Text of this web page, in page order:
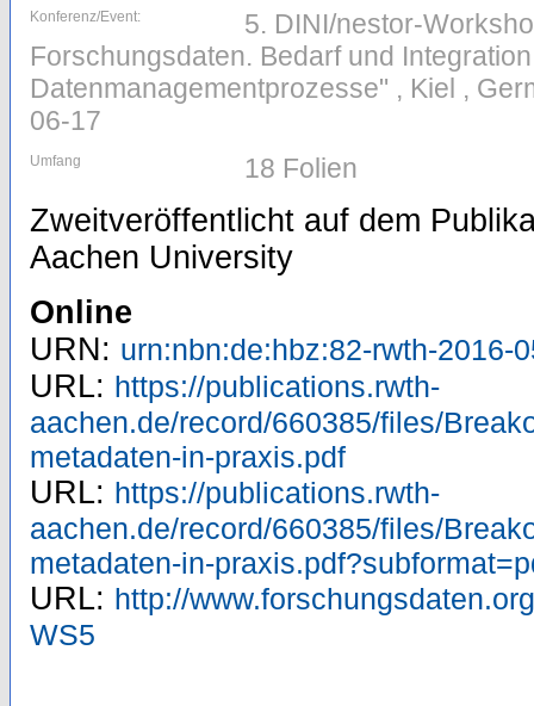
Konferenz/Event:
5. DINI/nestor-
Forschungsdaten. Bedarf und
Datenmanagementprozesse" , Kiel ,
06-17
Umfang 18 Folien
Zweitveröffentlicht auf dem
Aachen University
Online
URN: urn:nbn:de:hbz:82-rwth-2016-
URL: https://publications.rwth-
aachen.de/record/660385/files/
metadaten-in-praxis.pdf
URL: https://publications.rwth-
aachen.de/record/660385/files/
metadaten-in-
URL: http://
WS5